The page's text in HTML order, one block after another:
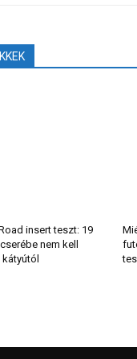
insert teszt: 19
nem kell